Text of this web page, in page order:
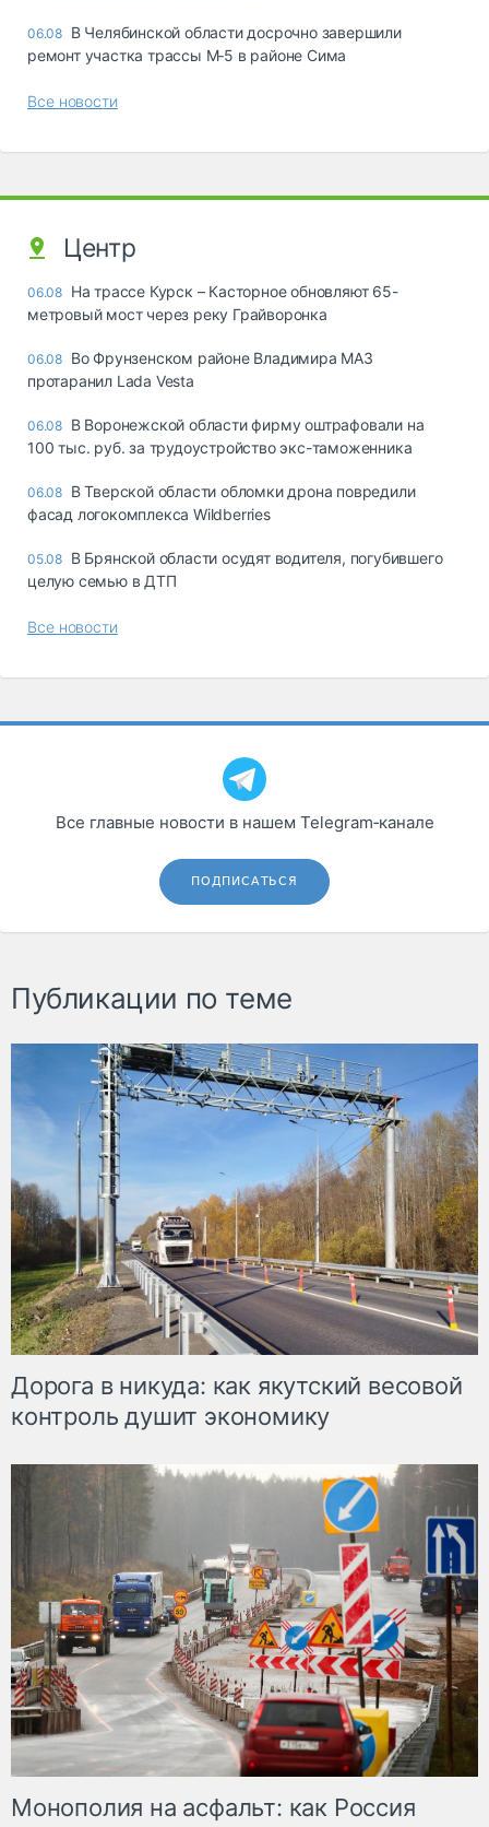
06.08 В Челябинской области досрочно завершили
ремонт участка трассы М‑5 в районе Сима
Все новости
Центр
06.08 На трассе Курск – Касторное обновляют 65-
метровый мост через реку Грайворонка
06.08 Во Фрунзенском районе Владимира МАЗ
протаранил Lada Vesta
06.08 В Воронежской области фирму оштрафовали на
100 тыс. руб. за трудоустройство экс-таможенника
06.08 В Тверской области обломки дрона повредили
фасад логокомплекса Wildberries
05.08 В Брянской области осудят водителя, погубившего
целую семью в ДТП
Все новости
Все главные новости в нашем Telegram‑канале
ПОДПИСАТЬСЯ
Публикации по теме
Дорога в никуда: как якутский весовой
контроль душит экономику
Монополия на асфальт: как Россия